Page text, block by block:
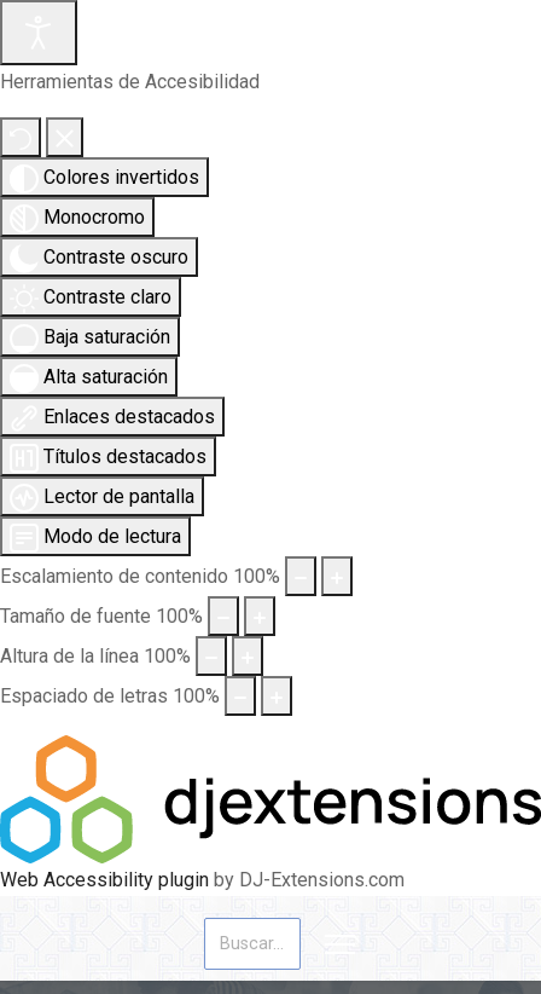
Herramientas de Accesibilidad
Colores invertidos
Monocromo
Contraste oscuro
Contraste claro
Baja saturación
Alta saturación
Enlaces destacados
Títulos destacados
Lector de pantalla
Modo de lectura
Escalamiento de contenido 100%
Tamaño de fuente 100%
Altura de la línea 100%
Espaciado de letras 100%
Web Accessibility plugin by DJ-Extensions.com
Buscar